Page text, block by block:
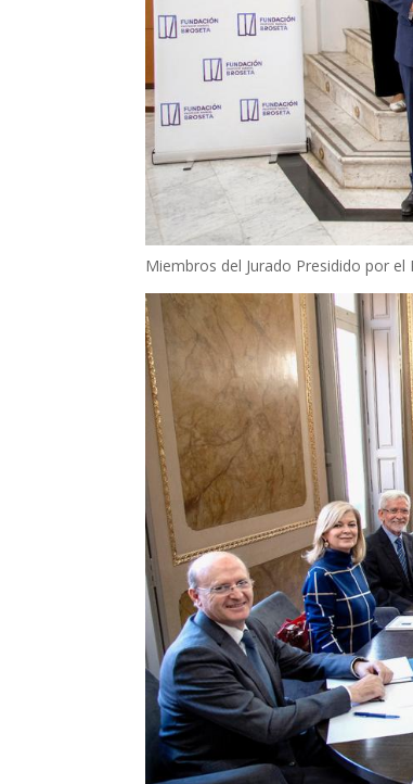
Miembros del Jurado Presidido por